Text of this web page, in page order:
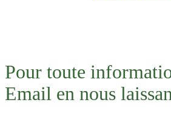
Pour toute
Email en nous